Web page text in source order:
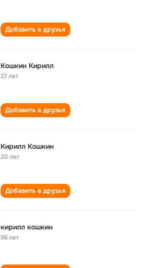
Добавить в друзья
Кошкин Кирилл
27 лет
Добавить в друзья
Кирилл Кошкин
20 лет
Добавить в друзья
кирилл кошкин
56 лет